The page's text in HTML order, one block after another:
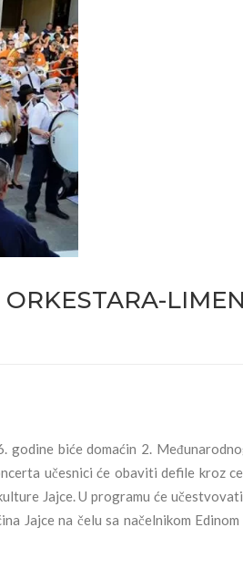
godine biće domaćin 2.
učesnici će obaviti defile kroz
Jajce. U programu će
Jajce na čelu sa načelnikom Edinom